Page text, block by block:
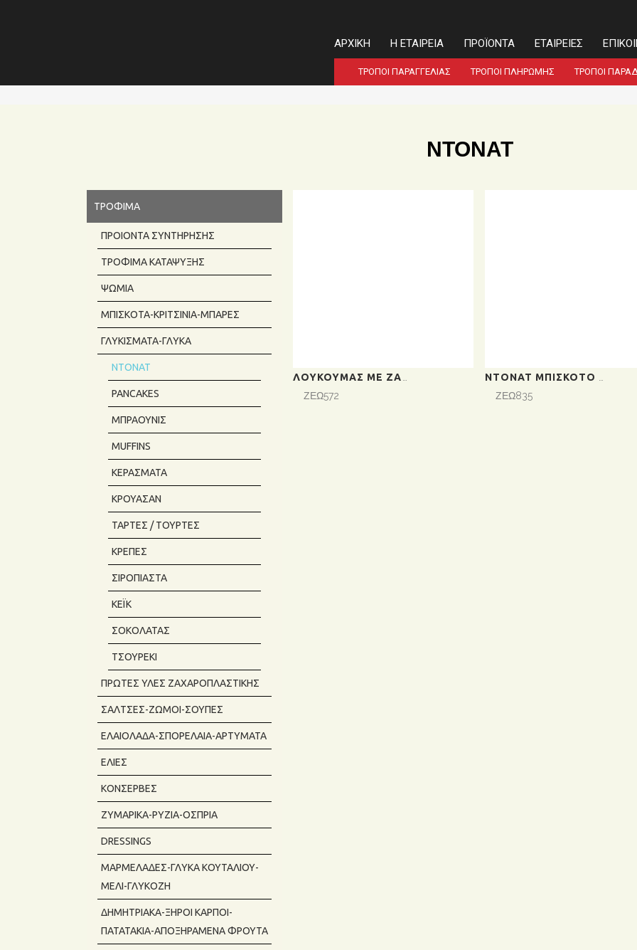
ΑΡΧΙΚΉ Η ΕΤΑΙΡΕΊΑ ΠΡΟΪΌΝΤΑ ΕΤΑΙΡΕΊΕΣ
ΤΡΌΠΟΙ ΠΑΡΑΓΓΕΛΊΑΣ ΤΡΌΠΟΙ ΠΛΗΡΩΜΉΣ ΤΡΌΠΟΙ
ΝΤΌΝΑΤ
ΤΡΟΦΙΜΑ
ΠΡΟΙΌΝΤΑ ΣΥΝΤΉΡΗΣΗΣ
ΤΡΌΦΙΜΑ ΚΑΤΆΨΥΞΗΣ
ΨΩΜΙΆ
ΜΠΙΣΚΌΤΑ-ΚΡΙΤΣΊΝΙΑ-ΜΠΆΡΕΣ
ΓΛΥΚΊΣΜΑΤΑ-ΓΛΥΚΆ
ΝΤΌΝΑΤ
PANCAKES
ΜΠΡΆΟΥΝΙΣ
MUFFINS
ΚΕΡΆΣΜΑΤΑ
ΚΡΟΥΑΣΆΝ
ΤΆΡΤΕΣ / ΤΟΎΡΤΕΣ
ΚΡΈΠΕΣ
ΣΙΡΟΠΙΑΣΤΆ
ΚΈΙΚ
ΣΟΚΟΛΆΤΑΣ
ΤΣΟΥΡΈΚΙ
ΠΡΏΤΕΣ ΎΛΕΣ ΖΑΧΑΡΟΠΛΑΣΤΙΚΉΣ
ΣΆΛΤΣΕΣ-ΖΩΜΟΊ-ΣΟΎΠΕΣ
ΕΛΑΙΌΛΑΔΑ-ΣΠΟΡΈΛΑΙΑ-ΑΡΤΎΜΑΤΑ
ΕΛΙΈΣ
ΚΟΝΣΈΡΒΕΣ
ΖΥΜΑΡΙΚΆ-ΡΎΖΙΑ-ΌΣΠΡΙΑ
DRESSINGS
ΜΑΡΜΕΛΆΔΕΣ-ΓΛΥΚΆ ΚΟΥΤΑΛΙΟΎ-
ΜΈΛΙ-ΓΛΥΚΌΖΗ
ΔΗΜΗΤΡΙΑΚΆ-ΞΗΡΟΊ ΚΑΡΠΟΊ-
ΠΑΤΑΤΆΚΙΑ-ΑΠΟΞΗΡΑΜΈΝΑ ΦΡΟΎΤΑ
ΛΟΥΚΟΥΜΆΣ ΜΕ ΖΆΧΑΡΗ (18 ΤΕΜ.)
ΖΕΩ572
ΝΤΌΝΑΤ ΜΠΙΣΚΌΤΟ ΜΕΓΆΛΟ 12ΤΕΜ/ΚΙΒ ΤΙΜΉ ΚΙΒΩΤΊΟΥ
ΖΕΩ835